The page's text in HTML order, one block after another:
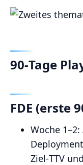
90‑Tage
FDE (erste
Woche
Ziel‑TTV